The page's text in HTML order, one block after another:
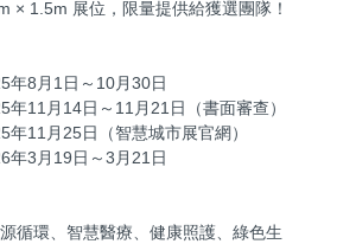
× 1.5m 展位，限量提供給獲選團隊！
年8月1日～10月30日
年11月14日～11月21日（書面審查）
年11月25日（智慧城市展官網）
年3月19日～3月21日
循環、智慧醫療、健康照護、綠色生